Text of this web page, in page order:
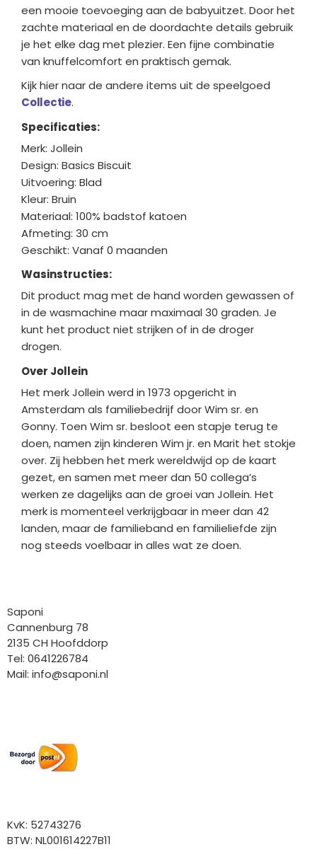
een mooie toevoeging aan de babyuitzet. Door het
zachte materiaal en de doordachte details gebruik
je het elke dag met plezier. Een fijne combinatie
van knuffelcomfort en praktisch gemak.
Kijk hier naar de andere items uit de speelgoed
Collectie.
Specificaties:
Merk: Jollein
Design: Basics Biscuit
Uitvoering: Blad
Kleur: Bruin
Materiaal: 100% badstof katoen
Afmeting: 30 cm
Geschikt: Vanaf 0 maanden
Wasinstructies:
Dit product mag met de hand worden gewassen of
in de wasmachine maar maximaal 30 graden. Je
kunt het product niet strijken of in de droger
drogen.
Over Jollein
Het merk Jollein werd in 1973 opgericht in
Amsterdam als familiebedrijf door Wim sr. en
Gonny. Toen Wim sr. besloot een stapje terug te
doen, namen zijn kinderen Wim jr. en Marit het stokje
over. Zij hebben het merk wereldwijd op de kaart
gezet, en samen met meer dan 50 collega’s
werken ze dagelijks aan de groei van Jollein. Het
merk is momenteel verkrijgbaar in meer dan 42
landen, maar de familieband en familieliefde zijn
nog steeds voelbaar in alles wat ze doen.
Saponi
Cannenburg 78
2135 CH Hoofddorp
Tel: 0641226784
Mail: info@saponi.nl
KvK: 52743276
BTW: NL001614227B11